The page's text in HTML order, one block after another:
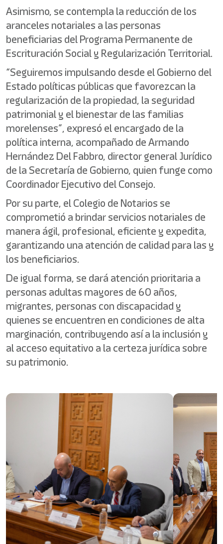
Asimismo, se contempla la reducción de los
aranceles notariales a las personas
beneficiarias del Programa Permanente de
Escrituración Social y Regularización Territorial.
“Seguiremos impulsando desde el Gobierno del
Estado políticas públicas que favorezcan la
regularización de la propiedad, la seguridad
patrimonial y el bienestar de las familias
morelenses”, expresó el encargado de la
política interna, acompañado de Armando
Hernández Del Fabbro, director general Jurídico
de la Secretaría de Gobierno, quien funge como
Coordinador Ejecutivo del Consejo.
Por su parte, el Colegio de Notarios se
comprometió a brindar servicios notariales de
manera ágil, profesional, eficiente y expedita,
garantizando una atención de calidad para las y
los beneficiarios.
De igual forma, se dará atención prioritaria a
personas adultas mayores de 60 años,
migrantes, personas con discapacidad y
quienes se encuentren en condiciones de alta
marginación, contribuyendo así a la inclusión y
al acceso equitativo a la certeza jurídica sobre
su patrimonio.